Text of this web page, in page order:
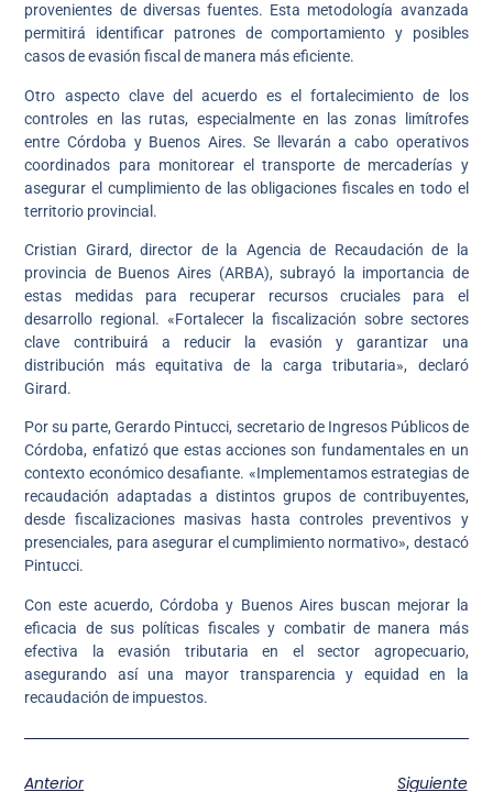
provenientes de diversas fuentes. Esta metodología avanzada
permitirá identificar patrones de comportamiento y posibles
casos de evasión fiscal de manera más eficiente.
Otro aspecto clave del acuerdo es el fortalecimiento de los
controles en las rutas, especialmente en las zonas limítrofes
entre Córdoba y Buenos Aires. Se llevarán a cabo operativos
coordinados para monitorear el transporte de mercaderías y
asegurar el cumplimiento de las obligaciones fiscales en todo el
territorio provincial.
Cristian Girard, director de la Agencia de Recaudación de la
provincia de Buenos Aires (ARBA), subrayó la importancia de
estas medidas para recuperar recursos cruciales para el
desarrollo regional. «Fortalecer la fiscalización sobre sectores
clave contribuirá a reducir la evasión y garantizar una
distribución más equitativa de la carga tributaria», declaró
Girard.
Por su parte, Gerardo Pintucci, secretario de Ingresos Públicos de
Córdoba, enfatizó que estas acciones son fundamentales en un
contexto económico desafiante. «Implementamos estrategias de
recaudación adaptadas a distintos grupos de contribuyentes,
desde fiscalizaciones masivas hasta controles preventivos y
presenciales, para asegurar el cumplimiento normativo», destacó
Pintucci.
Con este acuerdo, Córdoba y Buenos Aires buscan mejorar la
eficacia de sus políticas fiscales y combatir de manera más
efectiva la evasión tributaria en el sector agropecuario,
asegurando así una mayor transparencia y equidad en la
recaudación de impuestos.
Anterior Siguiente